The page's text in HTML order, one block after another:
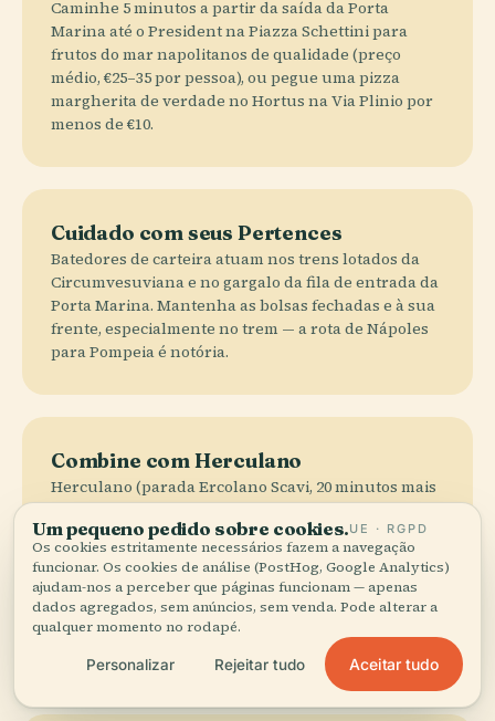
Caminhe 5 minutos a partir da saída da Porta
Marina até o President na Piazza Schettini para
frutos do mar napolitanos de qualidade (preço
médio, €25–35 por pessoa), ou pegue uma pizza
margherita de verdade no Hortus na Via Plinio por
menos de €10.
Cuidado com seus Pertences
Batedores de carteira atuam nos trens lotados da
Circumvesuviana e no gargalo da fila de entrada da
Porta Marina. Mantenha as bolsas fechadas e à sua
frente, especialmente no trem — a rota de Nápoles
para Pompeia é notória.
Combine com Herculano
Herculano (parada Ercolano Scavi, 20 minutos mais
perto de Nápoles na mesma linha de trem) é menor,
muito menos lotada e melhor preservada — suas
vigas de madeira e varandas do segundo andar
sobreviveram intactas sob a rocha piroclástica. Um
ingresso combinado que cobre ambos os sítios mais
três vilas próximas custa €22 e é válido por três dias
Um pequeno pedido sobre cookies.UE · RGPD
Os cookies estritamente necessários fazem a navegação
funcionar. Os cookies de análise (PostHog, Google Analytics)
ajudam-nos a perceber que páginas funcionam — apenas
dados agregados, sem anúncios, sem venda. Pode alterar a
qualquer momento no rodapé.
Personalizar Rejeitar tudo Aceitar tudo